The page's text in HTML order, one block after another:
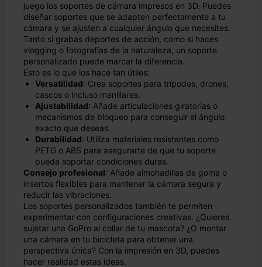
juego los soportes de cámara impresos en 3D. Puedes
diseñar soportes que se adapten perfectamente a tu
cámara y se ajusten a cualquier ángulo que necesites.
Tanto si grabas deportes de acción, como si haces
vlogging o fotografías de la naturaleza, un soporte
personalizado puede marcar la diferencia.
Esto es lo que los hace tan útiles:
Versatilidad: Crea soportes para trípodes, drones,
cascos o incluso manillares.
Ajustabilidad: Añade articulaciones giratorias o
mecanismos de bloqueo para conseguir el ángulo
exacto que deseas.
Durabilidad: Utiliza materiales resistentes como
PETG o ABS para asegurarte de que tu soporte
pueda soportar condiciones duras.
Consejo profesional: Añade almohadillas de goma o
insertos flexibles para mantener la cámara segura y
reducir las vibraciones.
Los soportes personalizados también te permiten
experimentar con configuraciones creativas. ¿Quieres
sujetar una GoPro al collar de tu mascota? ¿O montar
una cámara en tu bicicleta para obtener una
perspectiva única? Con la impresión en 3D, puedes
hacer realidad estas ideas.